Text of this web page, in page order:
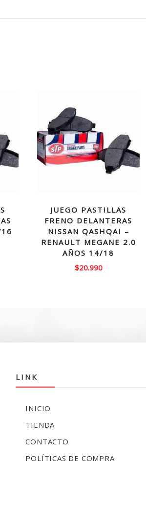
JUEGO PASTILLAS
FRENO DELANTERAS
NISSAN QASHQAI –
RENAULT MEGANE 2.0
AÑOS 14/18
$20.990
LINK
INICIO
TIENDA
CONTACTO
POLÍTICAS DE COMPRA